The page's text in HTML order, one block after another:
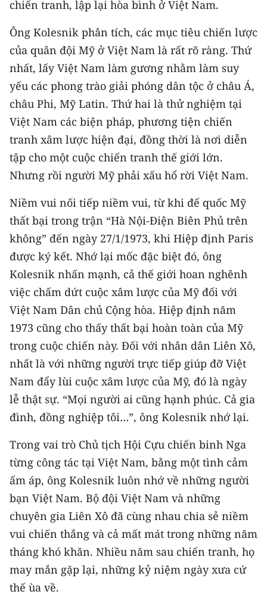
CHUYÊN ĐỀ
CÁC CHUYÊN TRANG
VỀ BÁO NHÂN DÂN
THỜI NAY
NHÂN DÂN CUỐI TUẦN
NHÂN DÂN HẰNG THÁNG
MUA BÁO
ĐỌC BÁO IN
ENGLISH
中文
FRANÇAIS
РУССКИЙ
ESPAÑOL
한국어
chiến tranh, lập lại hòa bình ở Việt Nam.
Ông Kolesnik phân tích, các mục tiêu chiến lược
của quân đội Mỹ ở Việt Nam là rất rõ ràng. Thứ
nhất, lấy Việt Nam làm gương nhằm làm suy
yếu các phong trào giải phóng dân tộc ở châu Á,
châu Phi, Mỹ Latin. Thứ hai là thử nghiệm tại
Việt Nam các biện pháp, phương tiện chiến
tranh xâm lược hiện đại, đồng thời là nơi diễn
tập cho một cuộc chiến tranh thế giới lớn.
Nhưng rồi người Mỹ phải xấu hổ rời Việt Nam.
Niềm vui nối tiếp niềm vui, từ khi đế quốc Mỹ
thất bại trong trận “Hà Nội-Điện Biên Phủ trên
không” đến ngày 27/1/1973, khi Hiệp định Paris
được ký kết. Nhớ lại mốc đặc biệt đó, ông
Kolesnik nhấn mạnh, cả thế giới hoan nghênh
việc chấm dứt cuộc xâm lược của Mỹ đối với
Việt Nam Dân chủ Cộng hòa. Hiệp định năm
1973 cũng cho thấy thất bại hoàn toàn của Mỹ
trong cuộc chiến này. Đối với nhân dân Liên Xô,
nhất là với những người trực tiếp giúp đỡ Việt
Nam đẩy lùi cuộc xâm lược của Mỹ, đó là ngày
lễ thật sự. “Mọi người ai cũng hạnh phúc. Cả gia
đình, đồng nghiệp tôi…”, ông Kolesnik nhớ lại.
Trong vai trò Chủ tịch Hội Cựu chiến binh Nga
từng công tác tại Việt Nam, bằng một tình cảm
ấm áp, ông Kolesnik luôn nhớ về những người
bạn Việt Nam. Bộ đội Việt Nam và những
chuyên gia Liên Xô đã cùng nhau chia sẻ niềm
vui chiến thắng và cả mất mát trong những năm
tháng khó khăn. Nhiều năm sau chiến tranh, họ
may mắn gặp lại, những kỷ niệm ngày xưa cứ
thế ùa về.